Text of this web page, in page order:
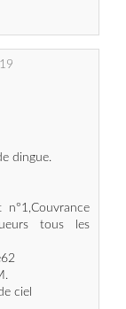
dingue.
tous les
ciel